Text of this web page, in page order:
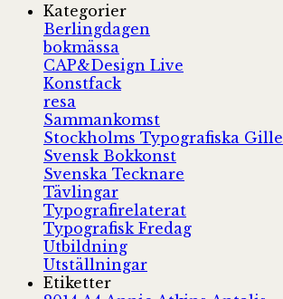
Kategorier
Berlingdagen
bokmässa
CAP&Design Live
Konstfack
resa
Sammankomst
Stockholms Typografiska Gille
Svensk Bokkonst
Svenska Tecknare
Tävlingar
Typografirelaterat
Typografisk Fredag
Utbildning
Utställningar
Etiketter